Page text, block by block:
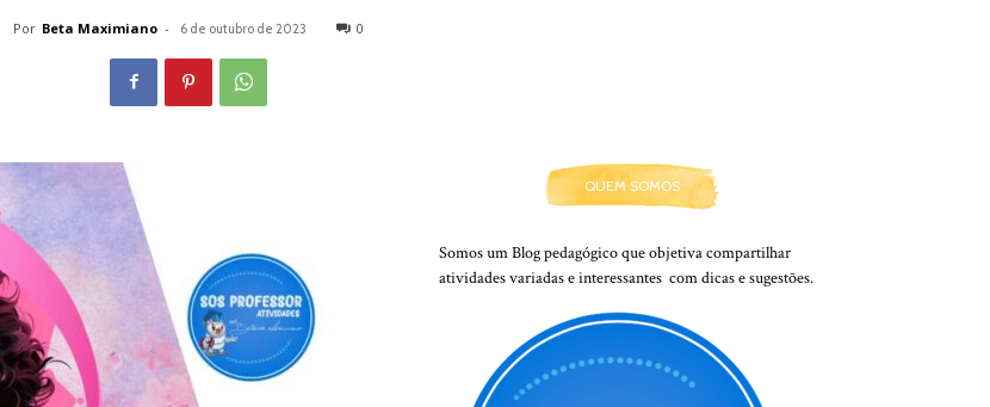
Por Beta Maximiano - 6 de outubro de 2023 0
QUEM SOMOS
Somos um Blog pedagógico que objetiva compartilhar
atividades variadas e interessantes com dicas e sugestões.